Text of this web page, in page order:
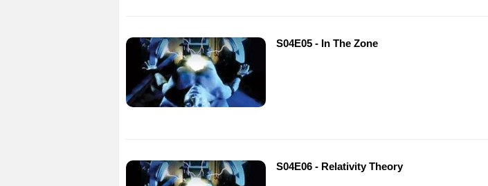
S04E05 - In The Zone
S04E06 - Relativity Theory